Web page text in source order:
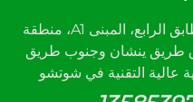
Add: الصين جيانغسو شوتشو الطابق الرابع، المبنى A1، منطقة
طريق ينشان وجنوب طريق
عالية التقنية في شوتشو